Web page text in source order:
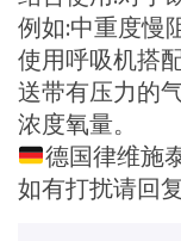
例如:中重度慢
使用呼吸机搭
送带有压力的
浓度氧量。
德国律维施
如有打扰请回